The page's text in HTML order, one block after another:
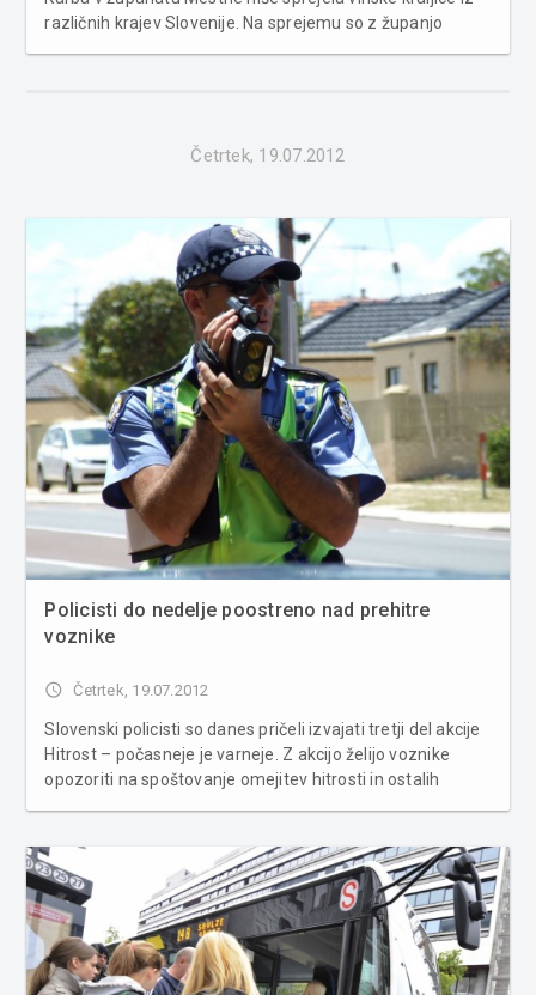
različnih krajev Slovenije. Na sprejemu so z županjo
Četrtek, 19.07.2012
Policisti do nedelje poostreno nad prehitre
voznike
access_time Četrtek, 19.07.2012
Slovenski policisti so danes pričeli izvajati tretji del akcije
Hitrost – počasneje je varneje. Z akcijo želijo voznike
opozoriti na spoštovanje omejitev hitrosti in ostalih